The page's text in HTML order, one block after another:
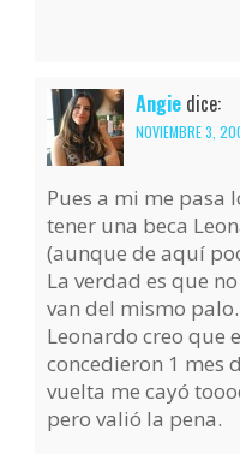
Angie dice:
NOVIEMBRE 3,
Pues a mi me pasa
tener una beca
(aunque de aquí
La verdad es que
van del mismo
Leonardo creo que
concedieron 1 mes
vuelta me cayó
pero valió la pena.